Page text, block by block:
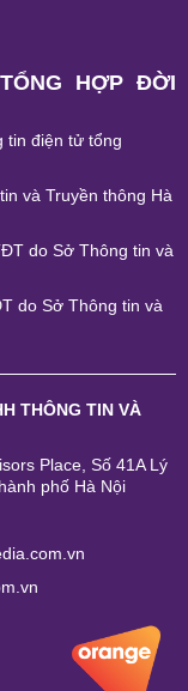
HỢP ĐỜI
tin điện tử tổng
và Truyền thông Hà
do Sở Thông tin và
do Sở Thông tin và
THÔNG TIN VÀ
Place, Số 41A Lý
phố Hà Nội